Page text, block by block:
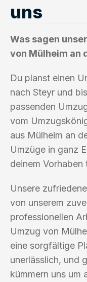
uns
Was sagen
von Mülheim an
Du planst einen
nach Steyr und
passenden
vom
aus Mülheim an
Umzüge in ganz
deinem
Unsere
von unserem
professionellen
Umzug von
eine sorgfältige
unerlässlich, und
kümmern uns um